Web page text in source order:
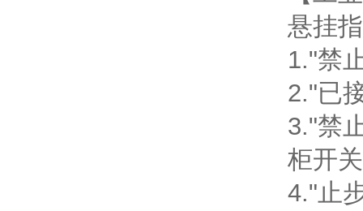
悬挂
1."禁
2."已
3."禁
柜开
4."止